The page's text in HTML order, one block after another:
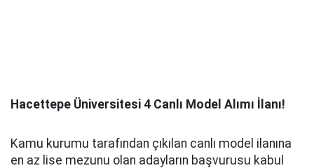
Hacettepe Üniversitesi 4 Canlı Model Alımı İlanı!
Kamu kurumu tarafından çıkılan canlı model ilanına
en az lise mezunu olan adayların başvurusu kabul